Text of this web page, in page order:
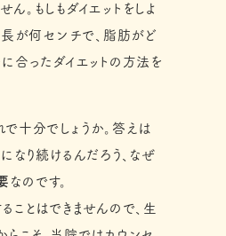
。もしもダイエットをしよ
長が何センチで、脂肪がど
合ったダイエットの方法を
十分でしょうか。答えは
り続けるんだろう、なぜ
なのです。
ことはできませんので、生